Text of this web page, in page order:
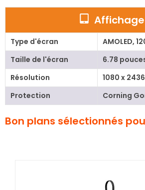
Affichage
Type d'écran
AMOLED,
Taille de l'écran
6.78
Résolution
1080 x
Protection
Corning
Bon plans sélectionnés